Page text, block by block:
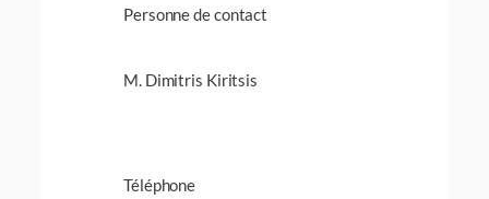
Personne de contact
M. Dimitris Kiritsis
Téléphone